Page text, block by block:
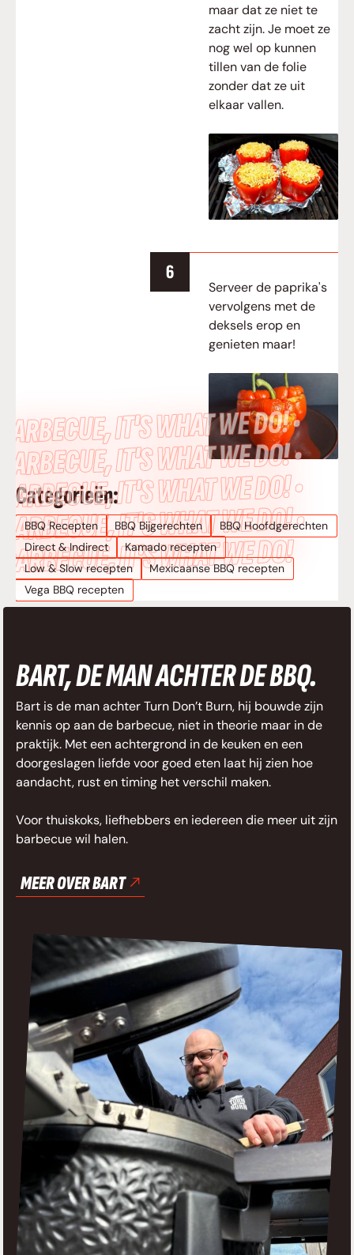
maar dat ze niet te
zacht zijn. Je moet ze
nog wel op kunnen
tillen van de folie
zonder dat ze uit
elkaar vallen.
Serveer de paprika's
vervolgens met de
deksels erop en
genieten maar!
Categorieën:
BBQ Recepten BBQ Bijgerechten
BBQ Hoofdgerechten
Direct & Indirect
Kamado recepten
Low & Slow recepten
Mexicaanse BBQ recepten
Vega BBQ recepten
IT’S WHAT WE DO! •
IT’S WHAT WE DO! •
BARBECUE, IT’S WHAT WE DO! •
BARBECUE, IT’S WHAT WE DO! •
BARBECUE, IT’S WHAT WE DO!
BART, DE MAN ACHTER DE BBQ.
Bart is de man achter Turn Don’t Burn, hij bouwde zijn
kennis op aan de barbecue, niet in theorie maar in de
praktijk. Met een achtergrond in de keuken en een
doorgeslagen liefde voor goed eten laat hij zien hoe
aandacht, rust en timing het verschil maken.
Voor thuiskoks, liefhebbers en iedereen die meer uit zijn
barbecue wil halen.
MEER OVER BART